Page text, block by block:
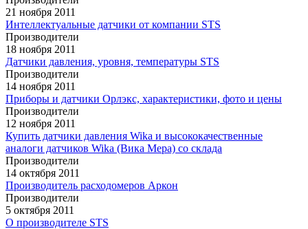
21 ноября 2011
Интеллектуальные датчики от компании STS
Производители
18 ноября 2011
Датчики давления, уровня, температуры STS
Производители
14 ноября 2011
Приборы и датчики Орлэкс, характеристики, фото и цены
Производители
12 ноября 2011
Купить датчики давления Wika и высококачественные
аналоги датчиков Wika (Вика Мера) со склада
Производители
14 октября 2011
Производитель расходомеров Аркон
Производители
5 октября 2011
О производителе STS